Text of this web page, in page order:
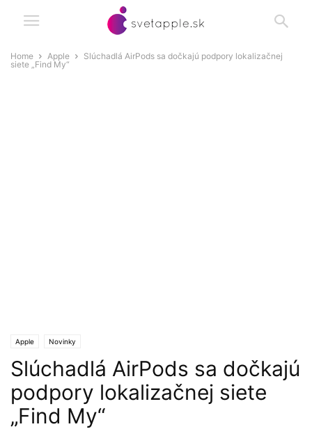
Home Apple
Slúchadlá AirPods sa dočkajú podpory lokalizačnej
siete „Find My“
Apple Novinky
Slúchadlá AirPods sa dočkajú
podpory lokalizačnej siete
„Find My“